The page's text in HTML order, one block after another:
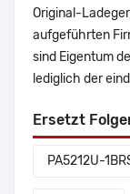
Original-
aufgeführten
sind Eigentum
lediglich der
Ersetzt
PA5212U-